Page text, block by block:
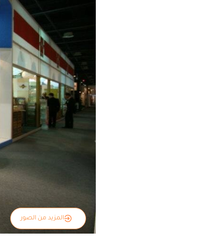
المزيد من الصور